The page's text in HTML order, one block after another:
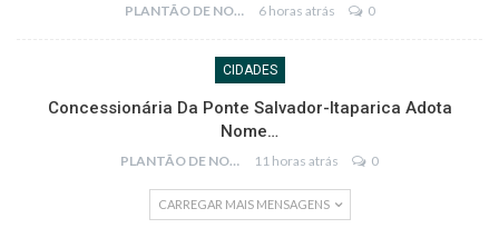
PLANTÃO DE NOTÍCIAS 6 horas atrás 0
CIDADES
Concessionária Da Ponte Salvador-Itaparica Adota
Nome…
PLANTÃO DE NOTÍCIAS 11 horas atrás 0
CARREGAR MAIS MENSAGENS